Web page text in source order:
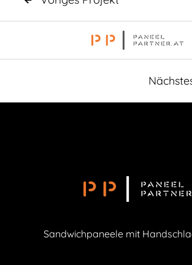
Sandwichpaneele mit